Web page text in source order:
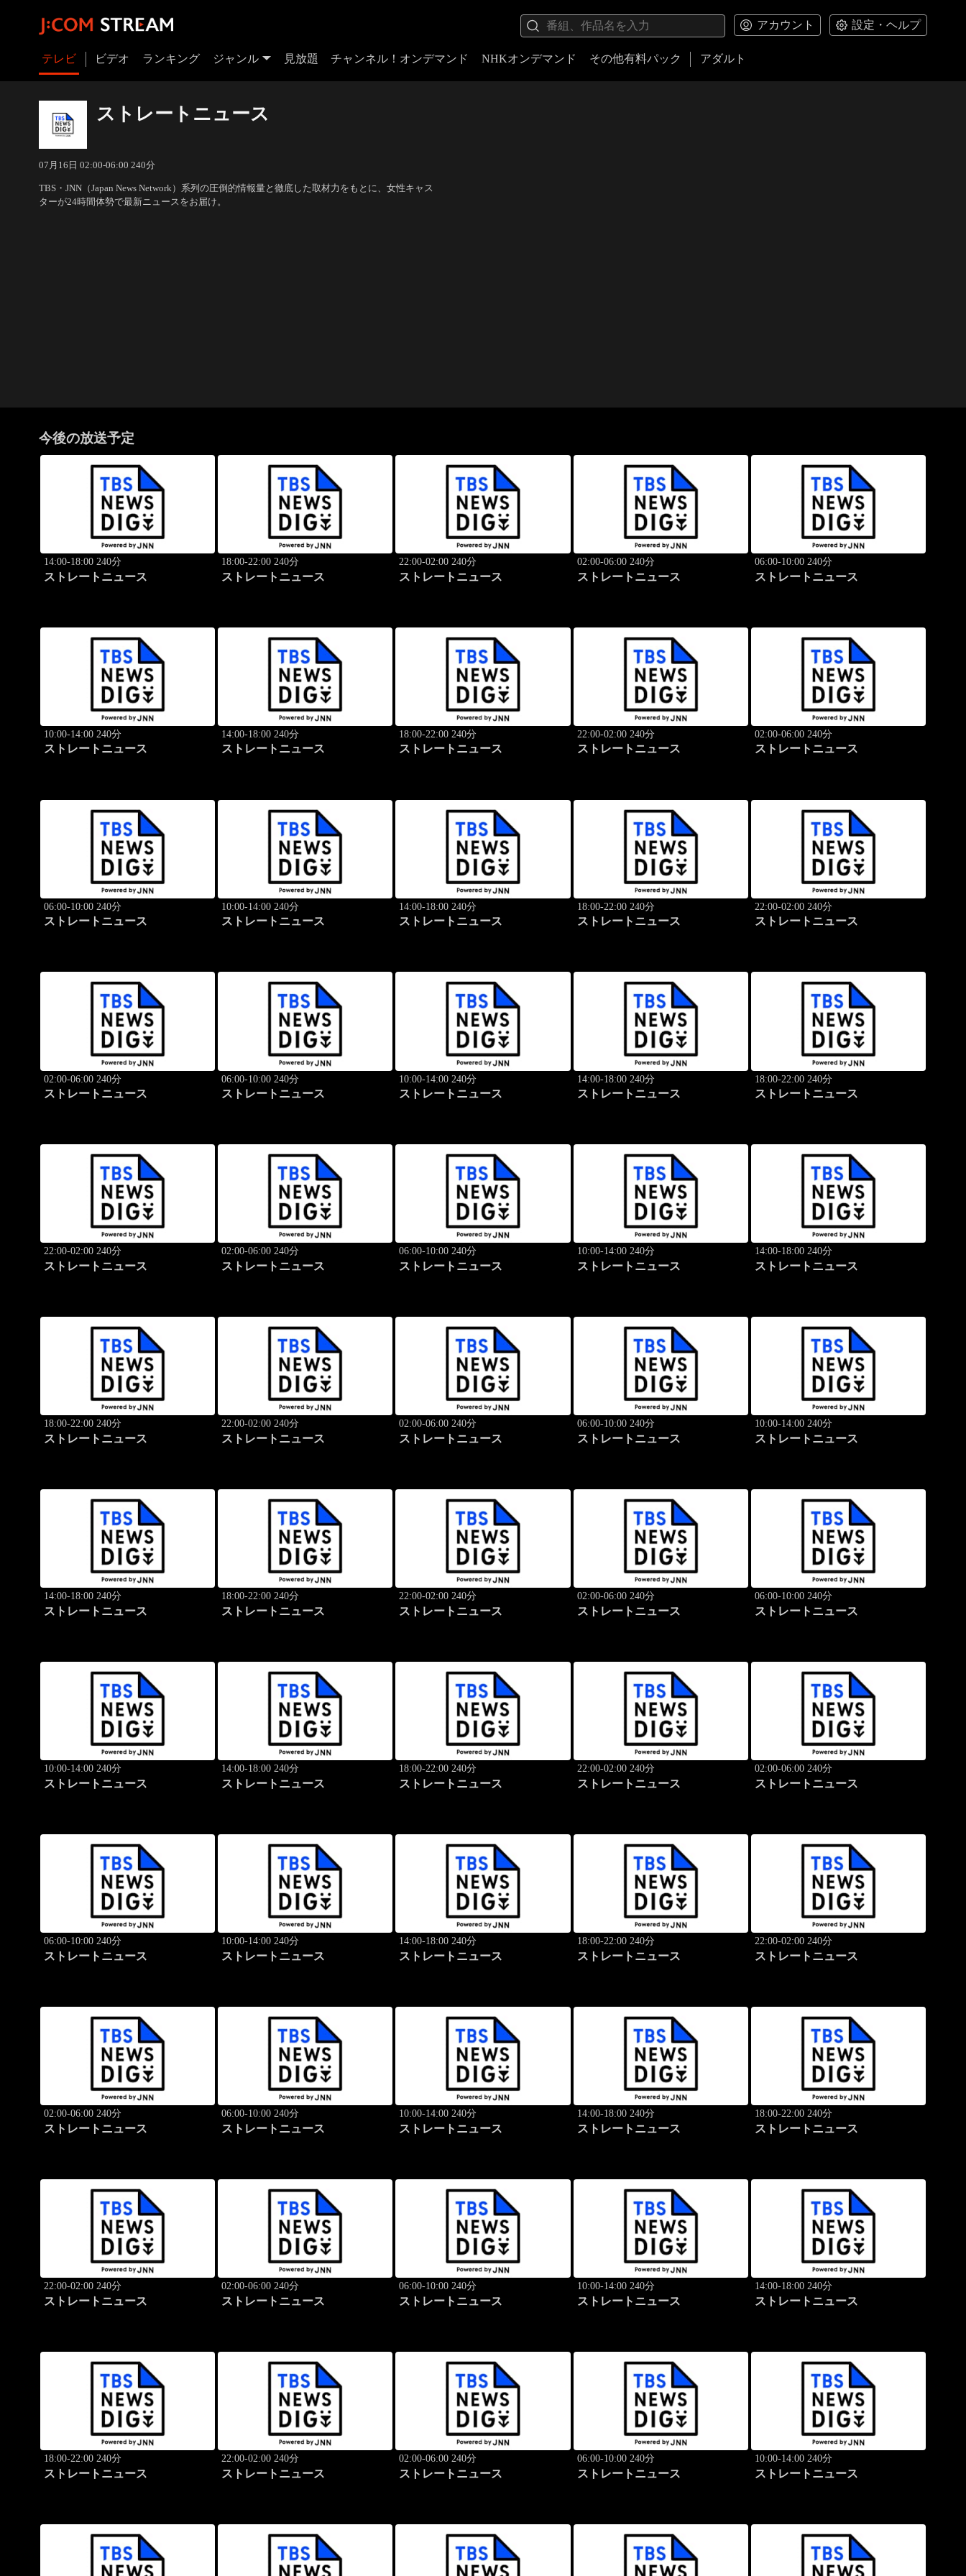
アカウント 設定・ヘルプ
テレビ ビデオ ランキング ジャンル 見放題 チャンネル！オンデマンド NHKオンデマンド その他有料パック アダルト
ストレートニュース
07月16日 02:00-06:00 240分
TBS・JNN（Japan News Network）系列の圧倒的情報量と徹底した取材力をもとに、女性キャス
ターが24時間体勢で最新ニュースをお届け。
今後の放送予定
14:00-18:00 240分
ストレートニュース
18:00-22:00 240分
ストレートニュース
22:00-02:00 240分
ストレートニュース
02:00-06:00 240分
ストレートニュース
06:00-10:00 240分
ストレートニュース
10:00-14:00 240分
ストレートニュース
14:00-18:00 240分
ストレートニュース
18:00-22:00 240分
ストレートニュース
22:00-02:00 240分
ストレートニュース
02:00-06:00 240分
ストレートニュース
06:00-10:00 240分
ストレートニュース
10:00-14:00 240分
ストレートニュース
14:00-18:00 240分
ストレートニュース
18:00-22:00 240分
ストレートニュース
22:00-02:00 240分
ストレートニュース
02:00-06:00 240分
ストレートニュース
06:00-10:00 240分
ストレートニュース
10:00-14:00 240分
ストレートニュース
14:00-18:00 240分
ストレートニュース
18:00-22:00 240分
ストレートニュース
22:00-02:00 240分
ストレートニュース
02:00-06:00 240分
ストレートニュース
06:00-10:00 240分
ストレートニュース
10:00-14:00 240分
ストレートニュース
14:00-18:00 240分
ストレートニュース
18:00-22:00 240分
ストレートニュース
22:00-02:00 240分
ストレートニュース
02:00-06:00 240分
ストレートニュース
06:00-10:00 240分
ストレートニュース
10:00-14:00 240分
ストレートニュース
14:00-18:00 240分
ストレートニュース
18:00-22:00 240分
ストレートニュース
22:00-02:00 240分
ストレートニュース
02:00-06:00 240分
ストレートニュース
06:00-10:00 240分
ストレートニュース
10:00-14:00 240分
ストレートニュース
14:00-18:00 240分
ストレートニュース
18:00-22:00 240分
ストレートニュース
22:00-02:00 240分
ストレートニュース
02:00-06:00 240分
ストレートニュース
06:00-10:00 240分
ストレートニュース
10:00-14:00 240分
ストレートニュース
14:00-18:00 240分
ストレートニュース
18:00-22:00 240分
ストレートニュース
22:00-02:00 240分
ストレートニュース
02:00-06:00 240分
ストレートニュース
06:00-10:00 240分
ストレートニュース
10:00-14:00 240分
ストレートニュース
14:00-18:00 240分
ストレートニュース
18:00-22:00 240分
ストレートニュース
22:00-02:00 240分
ストレートニュース
02:00-06:00 240分
ストレートニュース
06:00-10:00 240分
ストレートニュース
10:00-14:00 240分
ストレートニュース
14:00-18:00 240分
ストレートニュース
18:00-22:00 240分
ストレートニュース
22:00-02:00 240分
ストレートニュース
02:00-06:00 240分
ストレートニュース
06:00-10:00 240分
ストレートニュース
10:00-14:00 240分
ストレートニュース